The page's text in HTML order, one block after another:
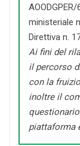
ministeriale
Direttiva n.
Ai fini del
il percorso
con la
inoltre il
piattaforma